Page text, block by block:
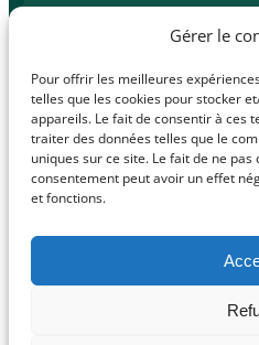
Gérer le
Pour offrir les meilleures
telles que les cookies pour stocker
appareils. Le fait de consentir à ces
traiter des données telles que le
uniques sur ce site. Le fait de ne
consentement peut avoir un effet
et fonctions.
Lundi, mardi, jeudi et
Mercredi de 10h à 12h.
facebook
Mentions légales